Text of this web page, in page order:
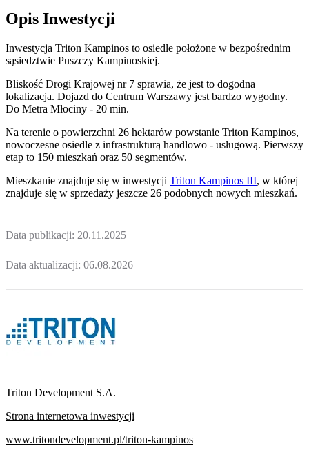
Opis Inwestycji
Inwestycja Triton Kampinos to osiedle położone w bezpośrednim
sąsiedztwie Puszczy Kampinoskiej.
Bliskość Drogi Krajowej nr 7 sprawia, że jest to dogodna
lokalizacja. Dojazd do Centrum Warszawy jest bardzo wygodny.
Do Metra Młociny - 20 min.
Na terenie o powierzchni 26 hektarów powstanie Triton Kampinos,
nowoczesne osiedle z infrastrukturą handlowo - usługową. Pierwszy
etap to 150 mieszkań oraz 50 segmentów.
Mieszkanie znajduje się w inwestycji Triton Kampinos III, w której
znajduje się w sprzedaży jeszcze 26 podobnych nowych mieszkań.
Data publikacji: 20.11.2025
Data aktualizacji: 06.08.2026
Triton Development S.A.
Strona internetowa inwestycji
www.tritondevelopment.pl/triton-kampinos